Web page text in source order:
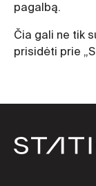
pagalbą.
Čia gali ne tik
prisidėti prie